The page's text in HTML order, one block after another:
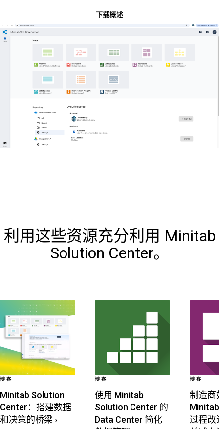
下载概述
利用这些资源充分利用 Minitab
Solution Center。
博客
Minitab Solution
Center：搭建数据
和决策的桥梁 ›
博客
使用 Minitab
Solution Center 的
Data Center 简化
博客
制造商
过程改